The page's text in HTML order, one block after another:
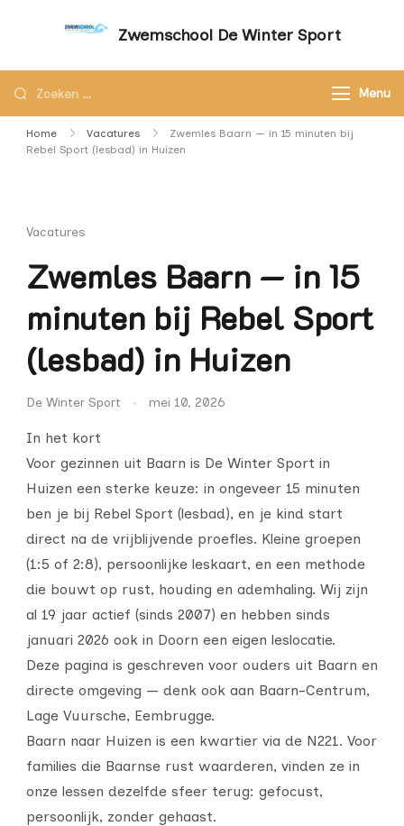
Zwemschool De Winter Sport
aandacht – Zwemschool De Winter Sport
Menu
Home Vacatures
Zwemles Baarn — in 15 minuten bij
Rebel Sport (lesbad) in Huizen
Vacatures
Zwemles Baarn — in 15
minuten bij Rebel Sport
(lesbad) in Huizen
De Winter Sport mei 10, 2026
In het kort
Voor gezinnen uit Baarn is De Winter Sport in
Huizen een sterke keuze: in ongeveer 15 minuten
ben je bij Rebel Sport (lesbad), en je kind start
direct na de vrijblijvende proefles. Kleine groepen
(1:5 of 2:8), persoonlijke leskaart, en een methode
die bouwt op rust, houding en ademhaling. Wij zijn
al 19 jaar actief (sinds 2007) en hebben sinds
januari 2026 ook in Doorn een eigen leslocatie.
Deze pagina is geschreven voor ouders uit Baarn en
directe omgeving — denk ook aan Baarn-Centrum,
Lage Vuursche, Eembrugge.
Baarn naar Huizen is een kwartier via de N221. Voor
families die Baarnse rust waarderen, vinden ze in
onze lessen dezelfde sfeer terug: gefocust,
persoonlijk, zonder gehaast.